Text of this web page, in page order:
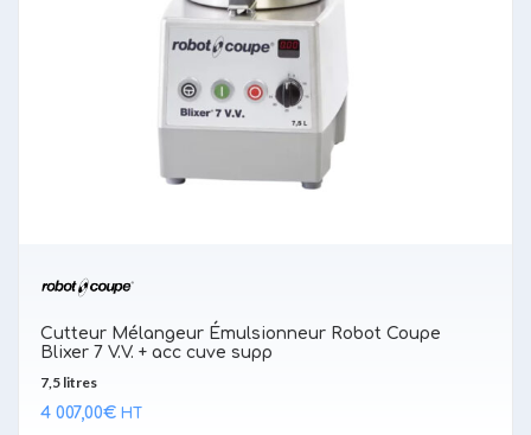
Cutteur Mélangeur Émulsionneur Robot Coupe
Blixer 7 V.V. + acc cuve supp
7,5 litres
4 007,00€ HT